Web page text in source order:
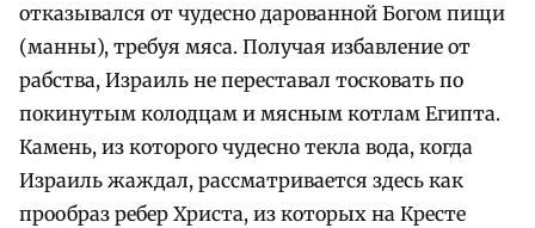
отказывался от чудесно дарованной Богом пищи
(манны), требуя мяса. Получая избавление от
рабства, Израиль не переставал тосковать по
покинутым колодцам и мясным котлам Египта.
Камень, из которого чудесно текла вода, когда
Израиль жаждал, рассматривается здесь как
прообраз ребер Христа, из которых на Кресте